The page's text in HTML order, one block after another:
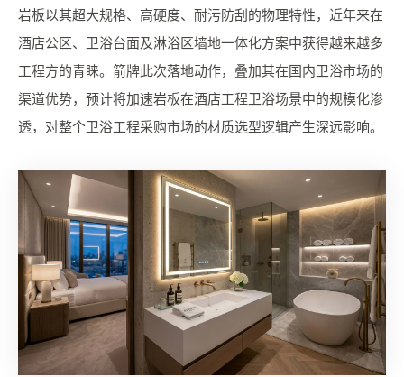
岩板以其超大规格、高硬度、耐污防刮的物理特性，近年来在
酒店公区、卫浴台面及淋浴区墙地一体化方案中获得越来越多
工程方的青睐。箭牌此次落地动作，叠加其在国内卫浴市场的
渠道优势，预计将加速岩板在酒店工程卫浴场景中的规模化渗
透，对整个卫浴工程采购市场的材质选型逻辑产生深远影响。